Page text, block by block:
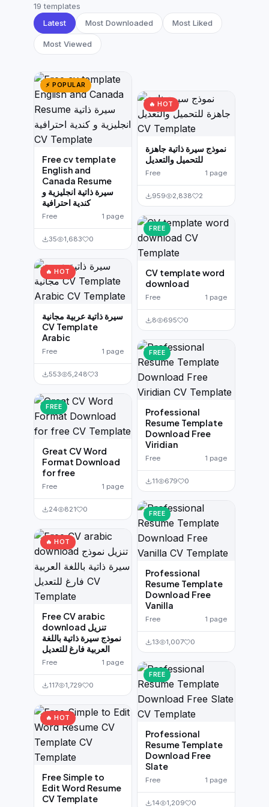
German CV (19)
French CV (17)
19 templates
Latest
Most Downloaded Most Liked
Most Viewed
⚡ POPULAR
Free cv template
English and
Canada Resume
سيرة ذاتية انجليزية و
كندية احترافية
Free 1 page
35 1,683 0
🔥 HOT
سيرة ذاتية عربية مجانية
CV Template
Arabic
Free 1 page
553 5,248 3
FREE
Great CV Word
Format Download
for free
Free 1 page
24 821 0
🔥 HOT
Free CV arabic
download تنزيل
نموذج سيرة ذاتية باللغة
العربية فارغ للتعديل
Free 1 page
117 1,729 0
🔥 HOT
Free Simple to
Edit Word Resume
CV Template
🔥 HOT
نموذج سيرة ذاتية جاهزة
للتحميل والتعديل
Free 1 page
959 2,838 2
FREE
CV template word
download
Free 1 page
8 695 0
FREE
Professional
Resume Template
Download Free
Viridian
Free 1 page
11 679 0
FREE
Professional
Resume Template
Download Free
Vanilla
Free 1 page
13 1,007 0
FREE
Professional
Resume Template
Download Free
Slate
Free 1 page
14 1,209 0